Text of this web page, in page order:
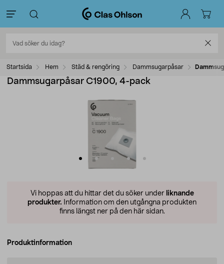
Startsida Hem Städ & rengöring Dammsugarpåsar
Dammsugarpåsar C1900, 4-pack
Vi hoppas att du hittar det du söker under liknande
produkter. Information om den utgångna produkten
finns längst ner på den här sidan.
Produktinformation